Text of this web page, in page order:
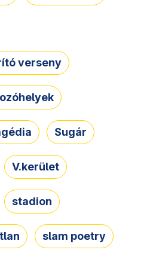
verseny
Sugár
V.kerület
stadion
slam poetry